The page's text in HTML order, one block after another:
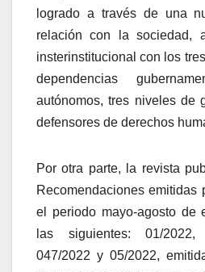
logrado a través de una
relación con la sociedad,
insterinstitucional con los
dependencias
autónomos, tres niveles de
defensores de derechos
Por otra parte, la revista
Recomendaciones emitidas
el periodo mayo-agosto de
las siguientes: 01/2022,
047/2022 y 05/2022,